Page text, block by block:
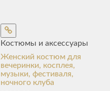
Костюмы и аксессуары
Женский костюм для
вечеринки, косплея,
музыки, фестиваля,
ночного клуба